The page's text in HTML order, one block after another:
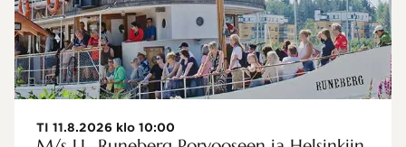
TI 11.8.2026 klo 10:00